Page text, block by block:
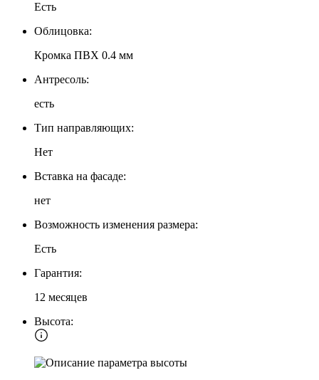
Есть
Облицовка:
Кромка ПВХ 0.4 мм
Антресоль:
есть
Тип направляющих:
Нет
Вставка на фасаде:
нет
Возможность изменения размера:
Есть
Гарантия:
12 месяцев
Высота: